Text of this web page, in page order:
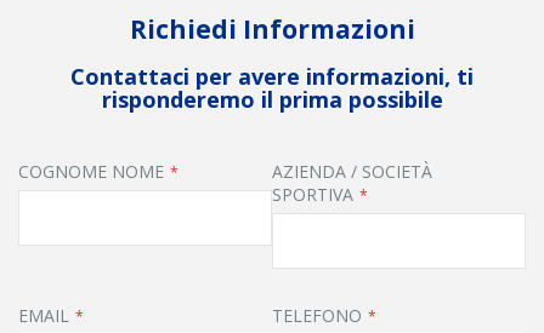
Richiedi Informazioni
Contattaci per avere informazioni, ti
risponderemo il prima possibile
COGNOME NOME
AZIENDA / SOCIETÀ
SPORTIVA
EMAIL TELEFONO